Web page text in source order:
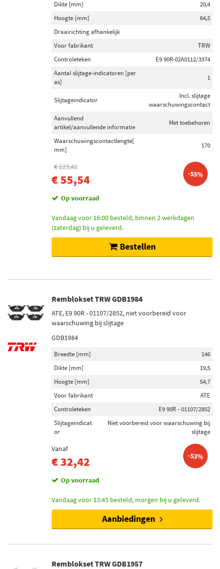
Dikte [mm]
20,4
Hoogte [mm]
64,5
Draairichting afhankelijk
Voor fabrikant
TRW
Controleteken
E9 90R-02A0112/3374
Aantal slijtage-indicatoren [per
as]
1
Slijtageindicator
Incl. slijtage
waarschuwingscontact
Aanvullend
artikel/aanvullende informatie
Met toebehoren
Waarschuwingscontactlengte[
mm]
170
€ 123,42
€ 55,54 -55%
Op voorraad
Vandaag voor 16:00 besteld, binnen 2 werkdagen
(zaterdag) bij u geleverd.
Bestellen
Remblokset TRW GDB1984
ATE, E9 90R - 01107/2852, niet voorbereid voor
waarschuwing bij slijtage
GDB1984
Breedte [mm]
146
Dikte [mm]
19,5
Hoogte [mm]
54,7
Voor fabrikant
ATE
Controleteken
E9 90R - 01107/2852
Slijtageindicat
or
Niet voorbereid voor waarschuwing bij
slijtage
Vanaf
€ 32,42 -53%
Op voorraad
Vandaag voor 13:45 besteld, morgen bij u geleverd.
Aanbiedingen
Remblokset TRW GDB1957